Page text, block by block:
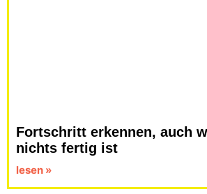
Fortschritt erkennen, auch
nichts fertig ist
lesen »